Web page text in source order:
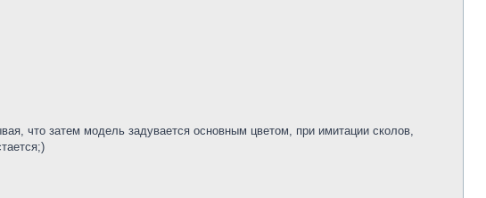
что затем модель задувается основным цветом, при имитации сколов,